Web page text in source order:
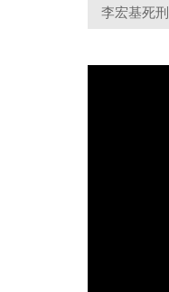
李宏基死